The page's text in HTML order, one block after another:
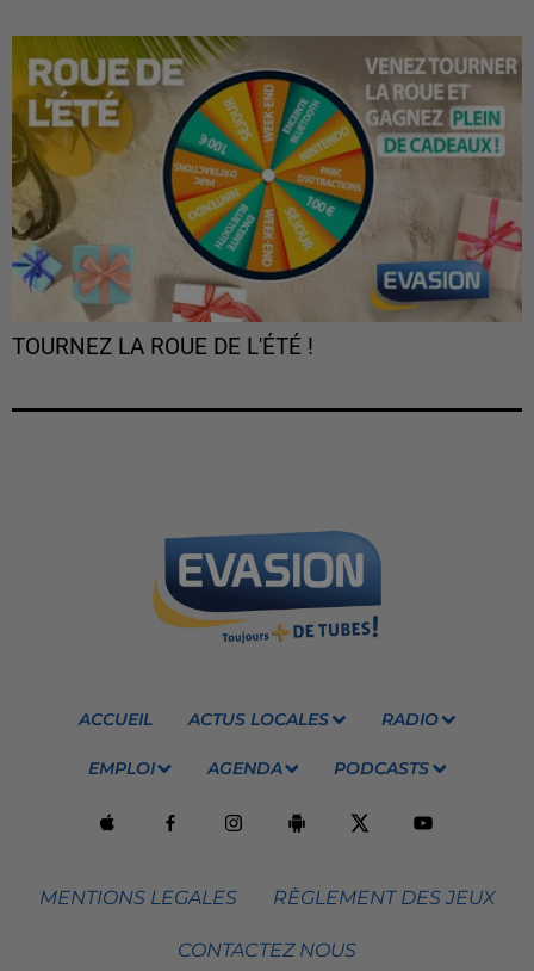
TOURNEZ LA ROUE DE L'ÉTÉ !
ACCUEIL ACTUS LOCALES RADIO
EMPLOI AGENDA PODCASTS
MENTIONS LEGALES RÈGLEMENT DES JEUX
CONTACTEZ NOUS